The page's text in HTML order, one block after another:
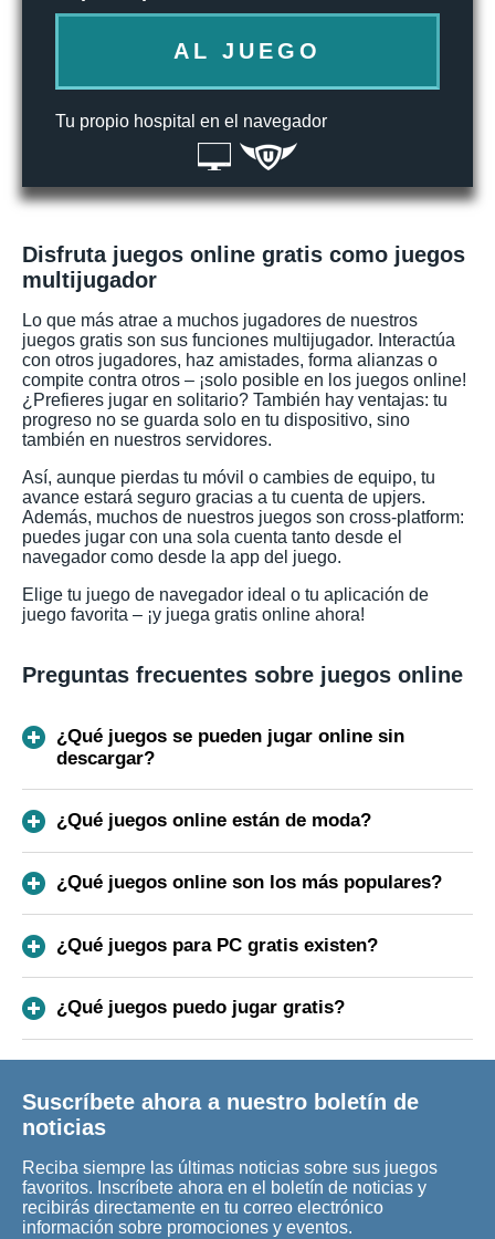
AL JUEGO
Tu propio hospital en el navegador
Disfruta juegos online gratis como juegos
multijugador
Lo que más atrae a muchos jugadores de nuestros
juegos gratis son sus funciones multijugador. Interactúa
con otros jugadores, haz amistades, forma alianzas o
compite contra otros – ¡solo posible en los juegos online!
¿Prefieres jugar en solitario? También hay ventajas: tu
progreso no se guarda solo en tu dispositivo, sino
también en nuestros servidores.
Así, aunque pierdas tu móvil o cambies de equipo, tu
avance estará seguro gracias a tu cuenta de upjers.
Además, muchos de nuestros juegos son cross-platform:
puedes jugar con una sola cuenta tanto desde el
navegador como desde la app del juego.
Elige tu juego de navegador ideal o tu aplicación de
juego favorita – ¡y juega gratis online ahora!
Preguntas frecuentes sobre juegos online
¿Qué juegos se pueden jugar online sin
descargar?
¿Qué juegos online están de moda?
¿Qué juegos online son los más populares?
¿Qué juegos para PC gratis existen?
¿Qué juegos puedo jugar gratis?
Suscríbete ahora a nuestro boletín de
noticias
Reciba siempre las últimas noticias sobre sus juegos
favoritos. Inscríbete ahora en el boletín de noticias y
recibirás directamente en tu correo electrónico
información sobre promociones y eventos.